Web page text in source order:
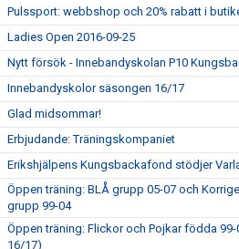
Pulssport: webbshop och 20% rabatt i
Ladies Open 2016-09-25
Nytt försök - Innebandyskolan P10
Innebandyskolor säsongen 16/17
Glad midsommar!
Erbjudande: Träningskompaniet
Erikshjälpens Kungsbackafond stödjer
Öppen träning: BLÅ grupp 05-07 och
grupp 99-04
Öppen träning: Flickor och Pojkar födda 99-
16/17)